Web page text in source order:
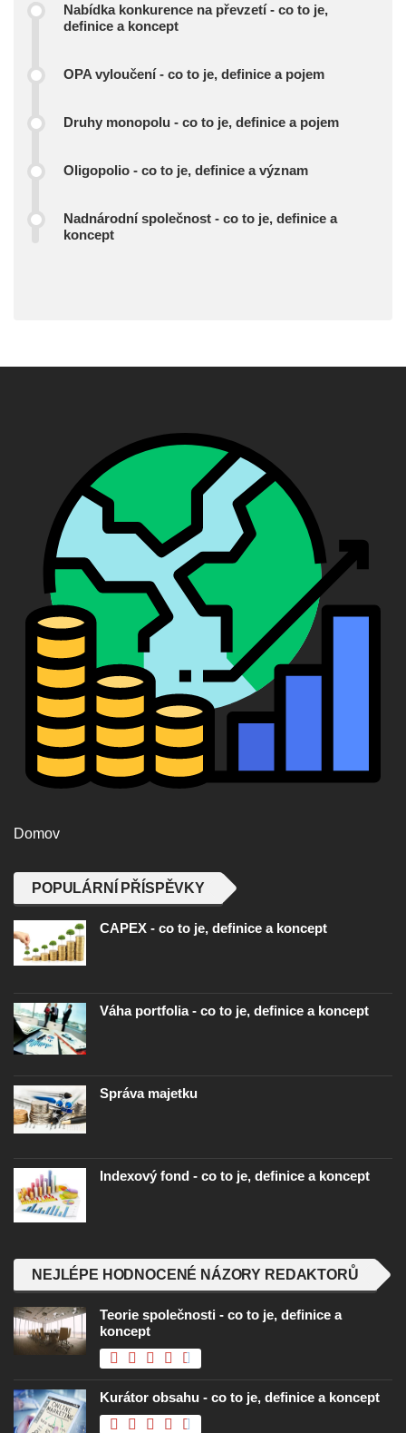
Nabídka konkurence na převzetí - co to je,
definice a koncept
OPA vyloučení - co to je, definice a pojem
Druhy monopolu - co to je, definice a pojem
Oligopolio - co to je, definice a význam
Nadnárodní společnost - co to je, definice a
koncept
Domov
POPULÁRNÍ PŘÍSPĚVKY
CAPEX - co to je, definice a koncept
Váha portfolia - co to je, definice a koncept
Správa majetku
Indexový fond - co to je, definice a koncept
NEJLÉPE HODNOCENÉ NÁZORY REDAKTORŮ
Teorie společnosti - co to je, definice a
koncept
Kurátor obsahu - co to je, definice a koncept